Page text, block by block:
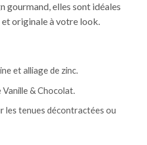
gourmand, elles sont idéales
originale à votre look.
et alliage de zinc.
& Chocolat.
les tenues décontractées ou